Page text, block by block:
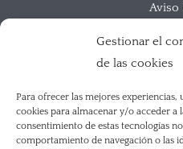
Gestionar el
de las cookies
Para ofrecer las mejores
cookies para almacenar y/o acceder
consentimiento de estas tecnologías
comportamiento de navegación o las
Aviso
Política de